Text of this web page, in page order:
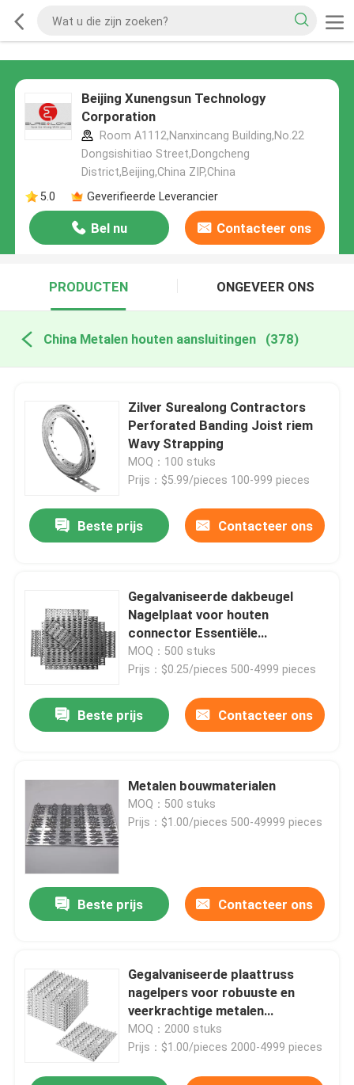
Beijing Xunengsun Technology
Corporation
Room A1112,Nanxincang Building,No.22
Dongsishitiao Street,Dongcheng
District,Beijing,China ZIP,China
5.0
Geverifieerde Leverancier
Bel nu Contacteer ons
PRODUCTEN ONGEVEER ONS
China Metalen houten aansluitingen (378)
Zilver Surealong Contractors
Perforated Banding Joist riem
Wavy Strapping
MOQ：100 stuks
Prijs：$5.99/pieces 100-999 pieces
Beste prijs Contacteer ons
Gegalvaniseerde dakbeugel
Nagelplaat voor houten
connector Essentiële
bouwcomponent
MOQ：500 stuks
Prijs：$0.25/pieces 500-4999 pieces
Beste prijs Contacteer ons
Metalen bouwmaterialen
MOQ：500 stuks
Prijs：$1.00/pieces 500-49999 pieces
Beste prijs Contacteer ons
Gegalvaniseerde plaattruss
nagelpers voor robuuste en
veerkrachtige metalen
gebouwconstructie
MOQ：2000 stuks
Prijs：$1.00/pieces 2000-4999 pieces